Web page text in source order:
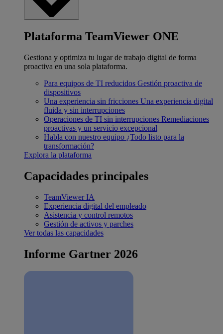
Plataforma TeamViewer ONE
Gestiona y optimiza tu lugar de trabajo digital de forma
proactiva en una sola plataforma.
Para equipos de TI reducidos Gestión proactiva de
dispositivos
Una experiencia sin fricciones Una experiencia digital
fluida y sin interrupciones
Operaciones de TI sin interrupciones Remediaciones
proactivas y un servicio excepcional
Habla con nuestro equipo ¿Todo listo para la
transformación?
Explora la plataforma
Capacidades principales
TeamViewer IA
Experiencia digital del empleado
Asistencia y control remotos
Gestión de activos y parches
Ver todas las capacidades
Informe Gartner 2026